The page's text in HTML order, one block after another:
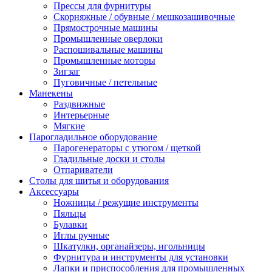
Прессы для фурнитуры
Скорняжные / обувные / мешкозашивочные
Прямострочные машины
Промышленные оверлоки
Распошивальные машины
Промышленные моторы
Зигзаг
Пуговичные / петельные
Манекены
Раздвижные
Интерьерные
Мягкие
Парогладильное оборудование
Парогенераторы с утюгом / щеткой
Гладильные доски и столы
Отпариватели
Столы для шитья и оборудования
Аксессуары
Ножницы / режущие инструменты
Пяльцы
Булавки
Иглы ручные
Шкатулки, органайзеры, игольницы
Фурнитура и инструменты для установки
Лапки и приспособления для промышленных